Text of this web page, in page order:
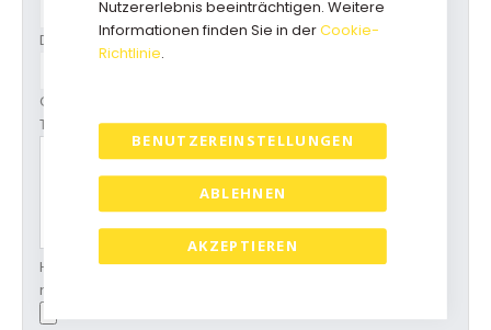
Nutzererlebnis beeinträchtigen. Weitere
Informationen finden Sie in derCookie-
Richtlinie.
AKZEPTIEREN
BENUTZEREINSTELLUNGEN
ABLEHNEN
Druckvorbereitung
Gewünschte (PMS) Druckfarbe + Position
Text/Logo
Hochladen Entwurf/Logo (ist auch
nachträglich möglich)